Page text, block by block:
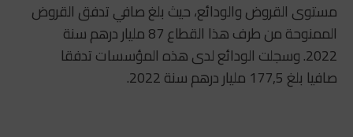
مستوى القروض والودائع، حيث بلغ صافي تدفق القروض
الممنوحة من طرف هذا القطاع 87 مليار درهم سنة
2022. وسجلت الودائع لدى هذه المؤسسات تدفقا
صافيا بلغ 177,5 مليار درهم سنة 2022.